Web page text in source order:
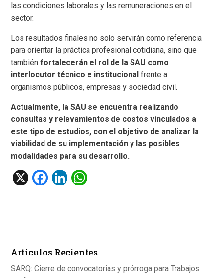
las condiciones laborales y las remuneraciones en el
sector.
Los resultados finales no solo servirán como referencia
para orientar la práctica profesional cotidiana, sino que
tambiénfortalecerán el rol de la SAU como
interlocutor técnico e institucional frente a
organismos públicos, empresas y sociedad civil.
Actualmente, la SAU se encuentra realizando
consultas y relevamientos de costos vinculados a
este tipo de estudios, con el objetivo de analizar la
viabilidad de su implementación y las posibles
modalidades para su desarrollo.
X
F
o
k
Li
p
p
Artículos Recientes
SARQ: Cierre de convocatorias y prórroga para Trabajos